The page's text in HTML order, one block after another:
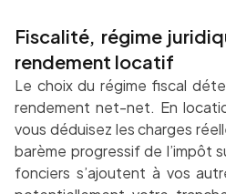
Fiscalité, régime
rendement locatif
Le choix du régime fiscal
rendement net-net. En
vous déduisez les charges
barème progressif de l’impôt
fonciers s’ajoutent à vos